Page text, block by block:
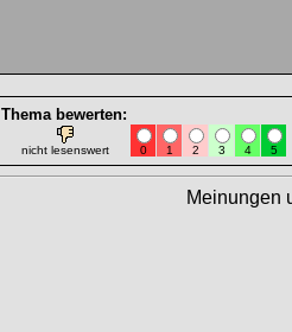
Thema bewerten:
nicht lesenswert 0 1 2 3 4 5
Meinungen